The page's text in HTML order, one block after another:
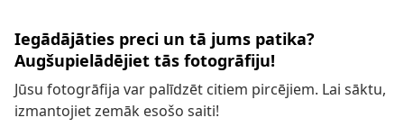
Iegādājāties preci un tā jums patika?
Augšupielādējiet tās fotogrāfiju!
Jūsu fotogrāfija var palīdzēt citiem pircējiem. Lai sāktu,
izmantojiet zemāk esošo saiti!